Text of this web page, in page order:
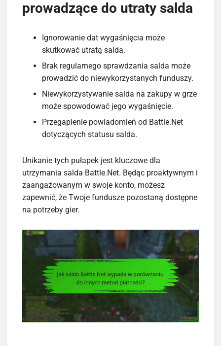
prowadzące do utraty salda
Ignorowanie dat wygaśnięcia może
skutkować utratą salda.
Brak regularnego sprawdzania salda może
prowadzić do niewykorzystanych funduszy.
Niewykorzystywanie salda na zakupy w grze
może spowodować jego wygaśnięcie.
Przegapienie powiadomień od Battle.Net
dotyczących statusu salda.
Unikanie tych pułapek jest kluczowe dla
utrzymania salda Battle.Net. Będąc proaktywnym i
zaangażowanym w swoje konto, możesz
zapewnić, że Twoje fundusze pozostaną dostępne
na potrzeby gier.